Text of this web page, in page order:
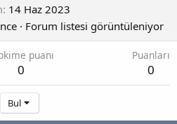
14 Haz 2023
· Forum listesi görüntüleniyor
puanı
0
Puanları
0
Bul